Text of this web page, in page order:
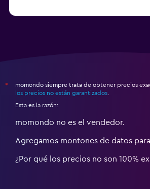
*
momondo siempre trata de obtener precios
los precios no están garantizados
Esta es la razón:
momondo no es el vendedor.
Agregamos montones de datos
¿Por qué los precios no son 100%